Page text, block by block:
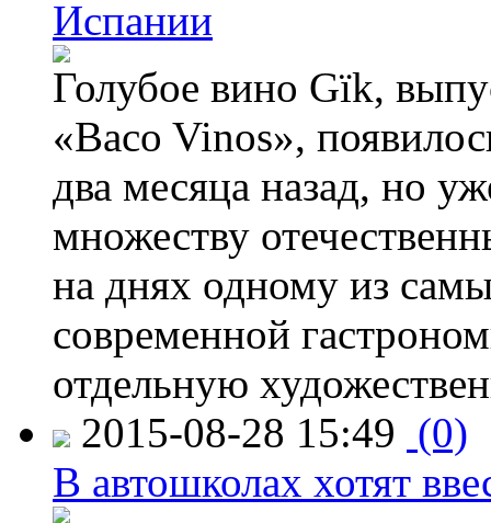
Испании
Голубое вино Gïk,
«Baco Vinos»,
два месяца назад, но
множеству
на днях одному из
современной
отдельную
2015-08-28 15:49 (0)
В автошколах хотят